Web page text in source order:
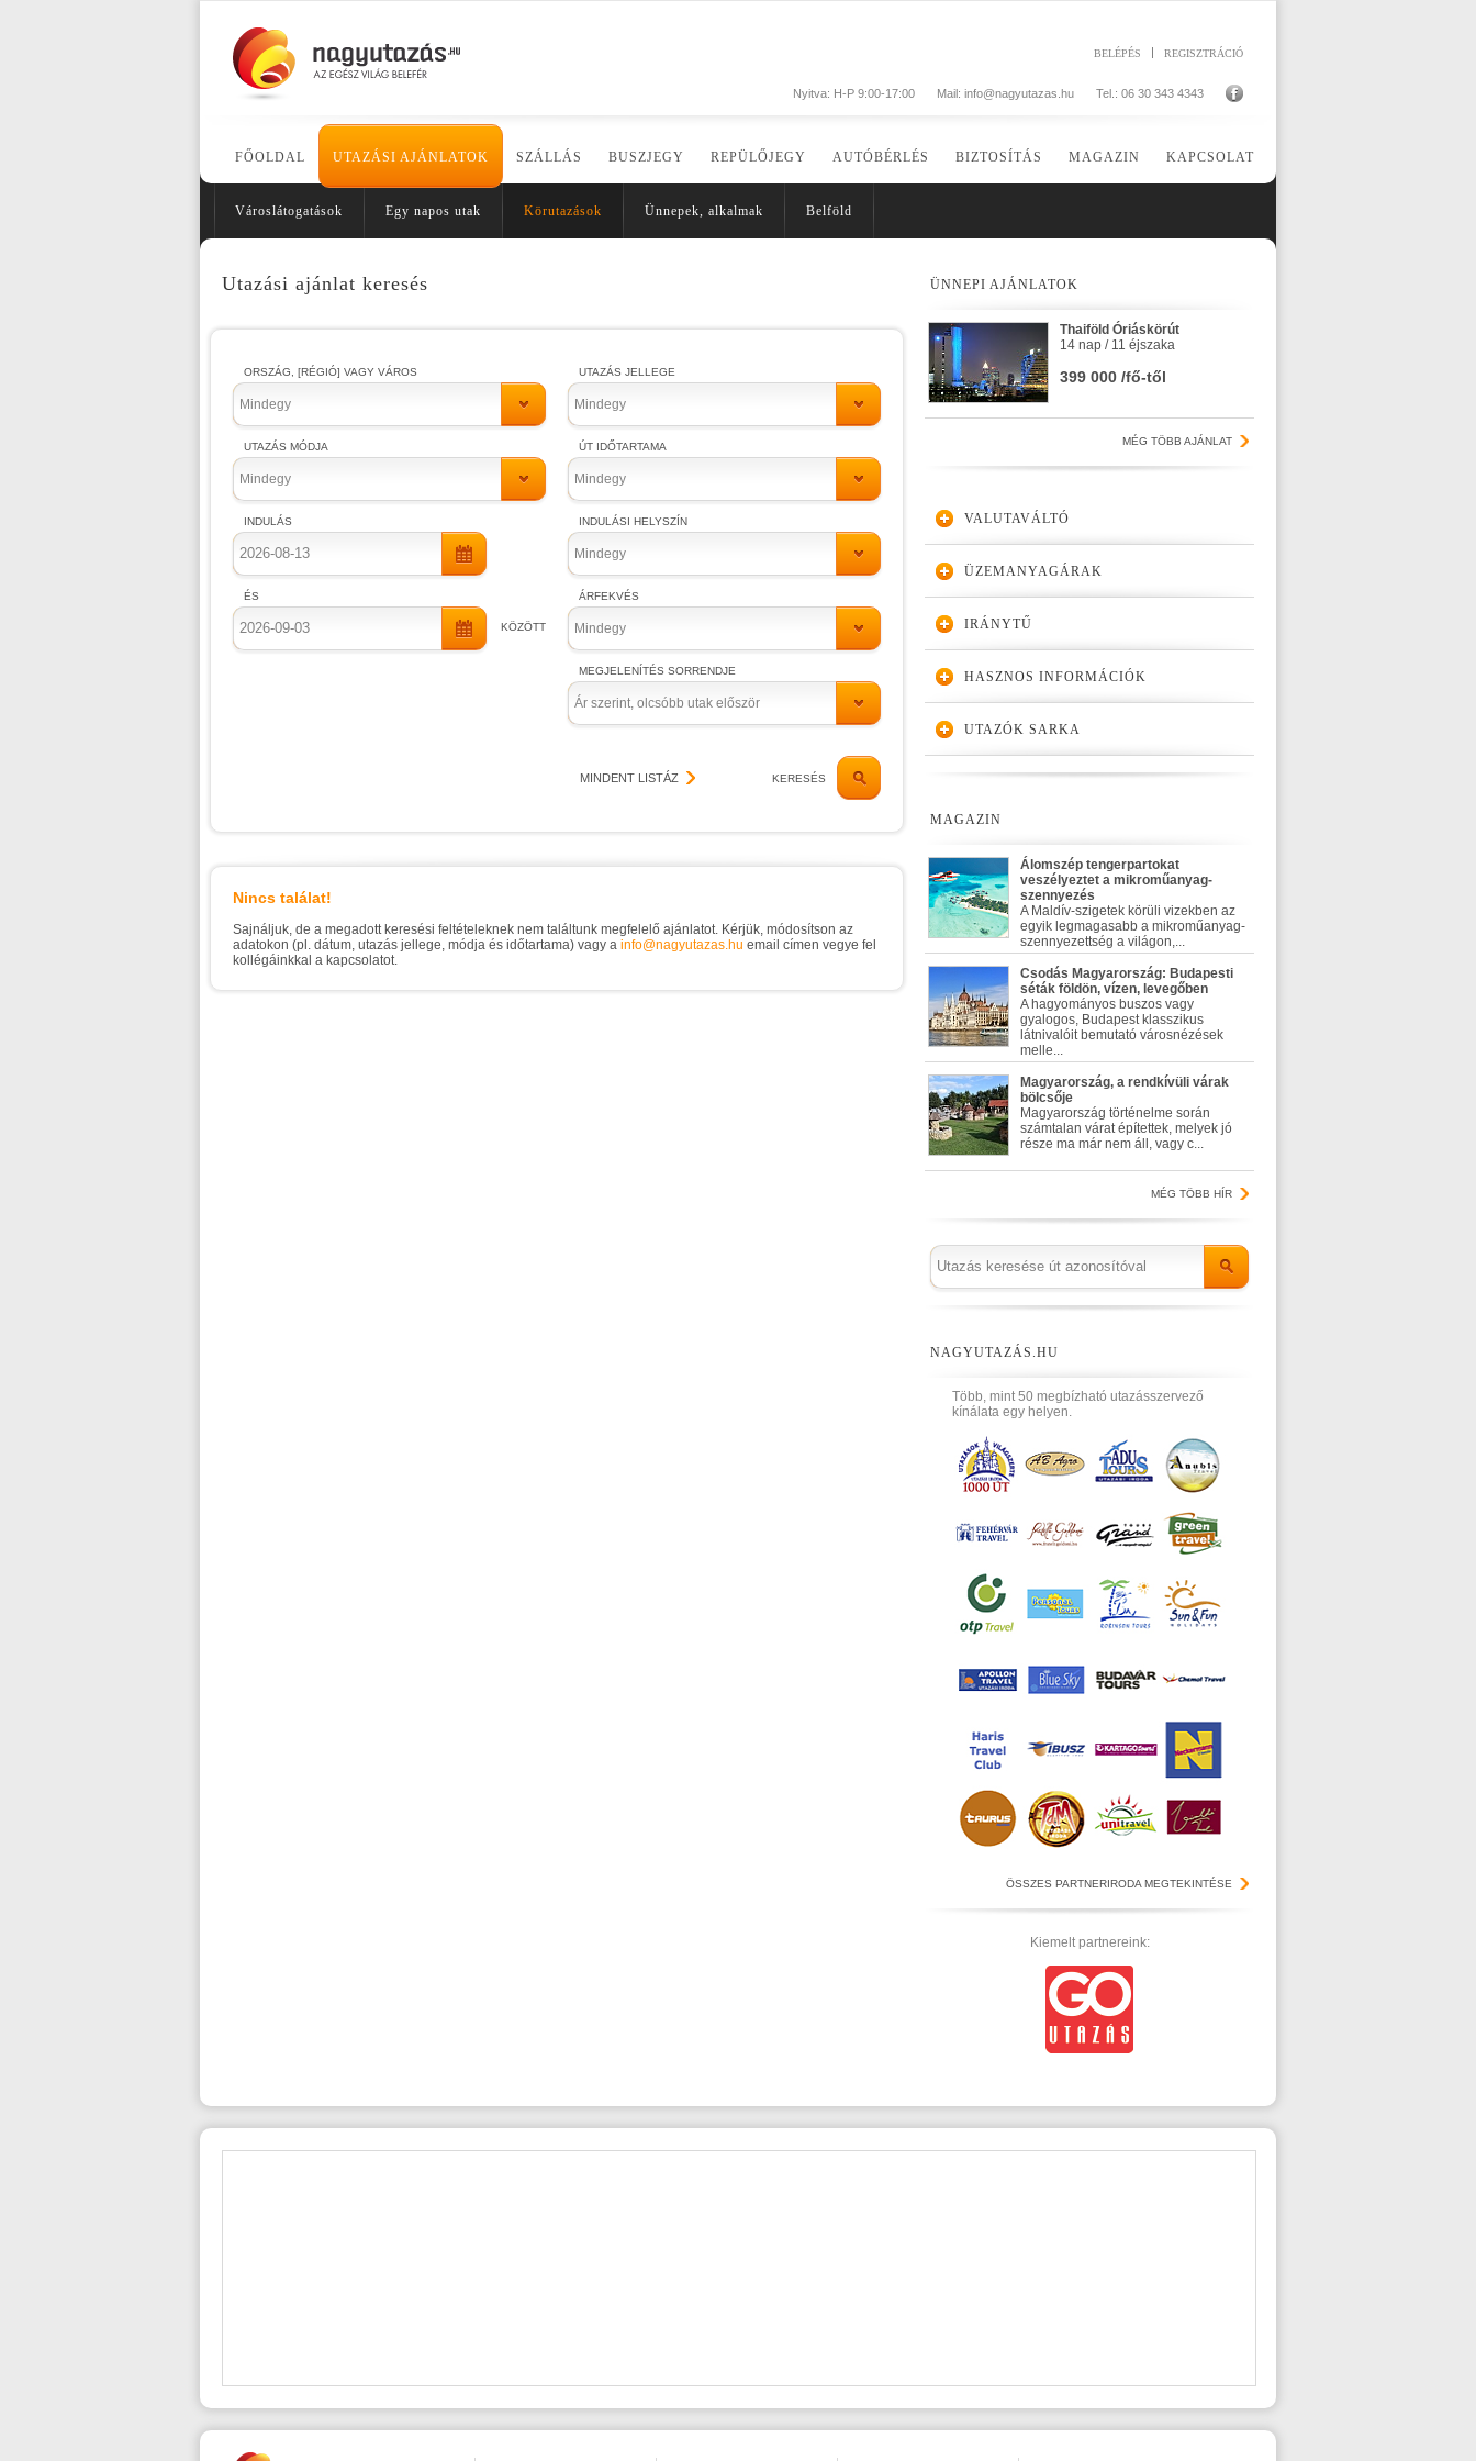
REGISZTRÁCIÓ
BELÉPÉS
Tel.: 06 30 343 4343
Mail: info@nagyutazas.hu
Nyitva: H-P 9:00-17:00
FŐOLDAL UTAZÁSI AJÁNLATOK SZÁLLÁS BUSZJEGY REPÜLŐJEGY AUTÓBÉRLÉS BIZTOSÍTÁS MAGAZIN KAPCSOLAT
Városlátogatások Egy napos utak Körutazások Ünnepek, alkalmak Belföld
Utazási ajánlat keresés
ORSZÁG, [RÉGIÓ] VAGY VÁROS
Mindegy
UTAZÁS MÓDJA
Mindegy
INDULÁS
ÉS
KÖZÖTT
UTAZÁS JELLEGE
Mindegy
ÚT IDŐTARTAMA
Mindegy
INDULÁSI HELYSZÍN
Mindegy
ÁRFEKVÉS
Mindegy
MEGJELENÍTÉS SORRENDJE
Ár szerint, olcsóbb utak először
KERESÉS
MINDENT LISTÁZ
Nincs találat!
Sajnáljuk, de a megadott keresési feltételeknek nem találtunk megfelelő ajánlatot. Kérjük, módosítson az
adatokon (pl. dátum, utazás jellege, módja és időtartama) vagy a info@nagyutazas.hu email címen vegye fel
kollégáinkkal a kapcsolatot.
ÜNNEPI AJÁNLATOK
Thaiföld Óriáskörút
14 nap / 11 éjszaka
399 000 /fő-től
MÉG TÖBB AJÁNLAT
VALUTAVÁLTÓ
ÜZEMANYAGÁRAK
IRÁNYTŰ
HASZNOS INFORMÁCIÓK
UTAZÓK SARKA
MAGAZIN
Álomszép tengerpartokat
veszélyeztet a mikroműanyag-
szennyezés
A Maldív-szigetek körüli vizekben az
egyik legmagasabb a mikroműanyag-
szennyezettség a világon,...
Csodás Magyarország: Budapesti
séták földön, vízen, levegőben
A hagyományos buszos vagy
gyalogos, Budapest klasszikus
látnivalóit bemutató városnézések
melle...
Magyarország, a rendkívüli várak
bölcsője
Magyarország történelme során
számtalan várat építettek, melyek jó
része ma már nem áll, vagy c...
MÉG TÖBB HÍR
NAGYUTAZÁS.HU
Több, mint 50 megbízható utazásszervező
kínálata egy helyen.
ÖSSZES PARTNERIRODA MEGTEKINTÉSE
Kiemelt partnereink: